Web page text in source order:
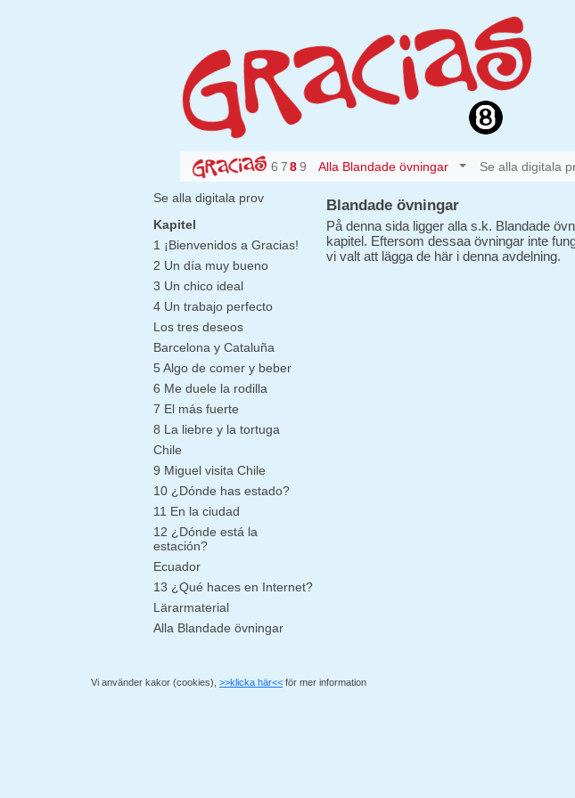
6 7 89 Alla Blandade övningar Se alla digitala
Se alla digitala prov
Kapitel
1 ¡Bienvenidos a Gracias!
2 Un día muy bueno
3 Un chico ideal
4 Un trabajo perfecto
Los tres deseos
Barcelona y Cataluña
5 Algo de comer y beber
6 Me duele la rodilla
7 El más fuerte
8 La liebre y la tortuga
Chile
9 Miguel visita Chile
10 ¿Dónde has estado?
11 En la ciudad
12 ¿Dónde está la
estación?
Ecuador
13 ¿Qué haces en Internet?
Lärarmaterial
Alla Blandade övningar
Blandade övningar
På denna sida ligger alla s.k. Blandade
kapitel. Eftersom dessaa övningar inte
vi valt att lägga de här i denna avdelning.
Vi använder kakor (cookies), >>klicka här<< för mer information